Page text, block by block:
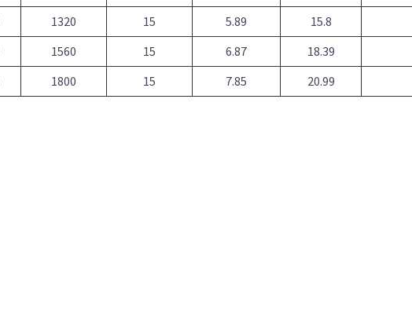
1320 15 5.89 15.8
1560 15 6.87 18.39
1800 15 7.85 20.99